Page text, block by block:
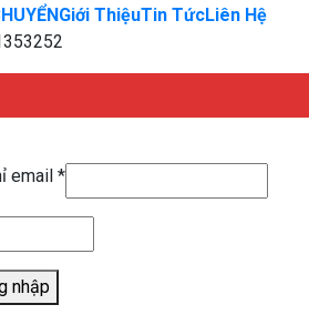
Giới ThiệuTin TứcLiên Hệ
email *
nhập